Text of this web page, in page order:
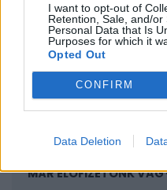
I want to opt-out of
Retention, Sale, and/or
Personal Data that Is
Purposes for which it
Opted Out
CONFIRM
Data Deletion
Az előfizetés a
Portfolio.hu teljes
Kötéslisták: BÉT
kötéslistái
MÁR ELŐFIZETŐNK